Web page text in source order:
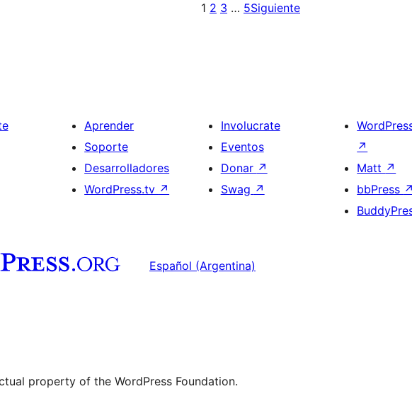
1 2 3 … 5Siguiente
Aprender
Soporte
Desarrolladores
WordPress.tv ↗
Involucrate
Eventos
Donar ↗
Swag ↗
↗
Matt ↗
bbPress
Español (Argentina)
property of the WordPress Foundation.